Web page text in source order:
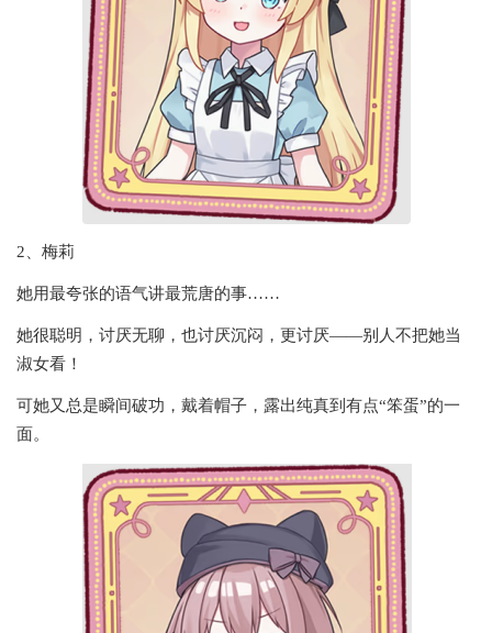
2、梅莉
她用最夸张的语气讲最荒唐的事……
她很聪明，讨厌无聊，也讨厌沉闷，更讨厌——别人不把她当
淑女看！
可她又总是瞬间破功，戴着帽子，露出纯真到有点“笨蛋”的一
面。